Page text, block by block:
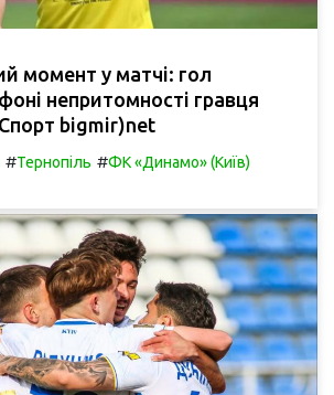
момент у матчі: гол
непритомності гравця
bigmir)net
#Тернопіль #ФК «Динамо» (Київ)